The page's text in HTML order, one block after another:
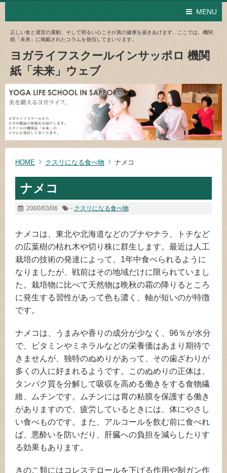
MENU
正しい食と適宜の運動、そして明るい心こそが真の健康を築きあげます。ここでは、機関
紙「未来」に掲載されたコラムを発信してまいります。
ヨガライフスクールインサッポロ 機関
紙「未来」ウェブ
HOME クスリになる食べ物 ナメコ
ナメコ
2000/03/06 - クスリになる食べ物
ナメコは、東北や北海道などのブナやナラ、トチなど
の広葉樹の枯れ木や切り株に群生します。最近は人工
栽培の技術の発達によって、1年中食べられるように
なりましたが、戦前はその地域だけに限られていまし
た。栽培物に比べて天然物は晩秋の霜の降りるところ
に発生する習性があって色も濃く、軸が短いのが特徴
です。
ナメコは、うまみや香りの成分が少なく、96％が水分
で、ビタミンやミネラルなどの栄養価はあまり期待で
きませんが、独特のぬめりがあって、その歯ざわりが
多くの人に好まれるようです。このぬめりの正体は、
タンパク質を分解して吸収を高める働きをする食物繊
維、ムチンです。ムチンには胃の粘膜を保護する働き
がありますので、疲労しているときには、体にやさし
い食べものです。また、アルコールを飲む前に食べれ
ば、悪酔いを防いだり、肝臓への負担を減らしたりす
る効果もあります。
きのこ類にはコレステロールを下げる作用や制ガン作